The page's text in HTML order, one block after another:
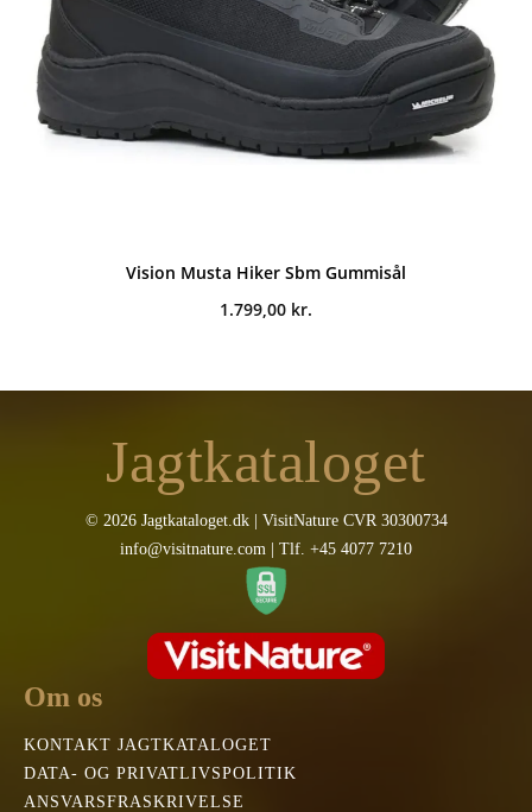
Vision Musta Hiker Sbm Gummisål
1.799,00 kr.
Jagtkataloget
© 2026 Jagtkataloget.dk | VisitNature CVR 30300734
info@visitnature.com | Tlf. +45 4077 7210
Om os
KONTAKT JAGTKATALOGET
DATA- OG PRIVATLIVSPOLITIK
ANSVARSFRASKRIVELSE